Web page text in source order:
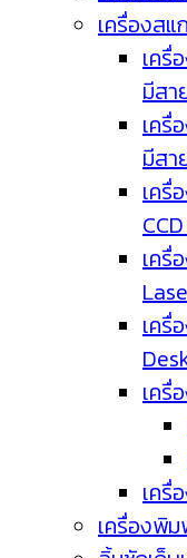
เครื่องสแ
เครื่
มีสา
เครื่
มีสา
เครื่
เครื่
เครื่
เครื่
เครื่
เครื่องพิ